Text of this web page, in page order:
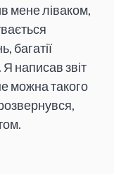
мене ліваком,
багатії
написав звіт
можна такого